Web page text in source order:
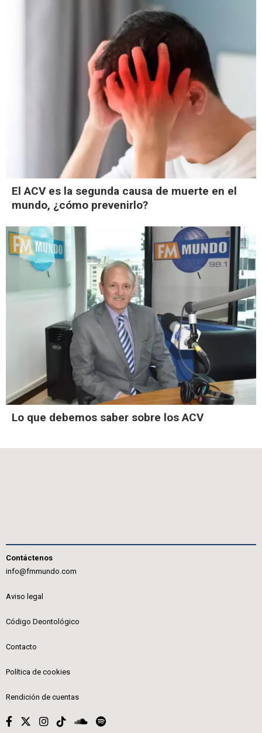
El ACV es la segunda causa de muerte en el
mundo, ¿cómo prevenirlo?
Lo que debemos saber sobre los ACV
Contáctenos
info@fmmundo.com
Aviso legal
Código Deontológico
Contacto
Política de cookies
Rendición de cuentas